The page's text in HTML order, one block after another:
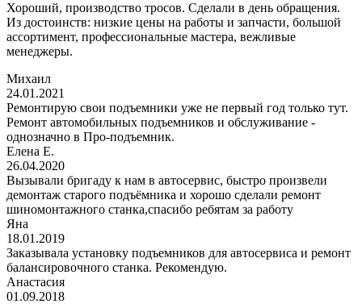
Хороший, производство тросов. Сделали в день обращения.
Из достоинств: низкие цены на работы и запчасти, большой
ассортимент, профессиональные мастера, вежливые
менеджеры.
Михаил
24.01.2021
Ремонтирую свои подъемники уже не первый год только тут.
Ремонт автомобильных подъемников и обслуживание -
однозначно в Про-подъемник.
Елена Е.
26.04.2020
Вызывали бригаду к нам в автосервис, быстро произвели
демонтаж старого подъёмника и хорошо сделали ремонт
шиномонтажного станка,спасибо ребятам за работу
Яна
18.01.2019
Заказывала установку подъемников для автосервиса и ремонт
балансировочного станка. Рекомендую.
Анастасия
01.09.2018